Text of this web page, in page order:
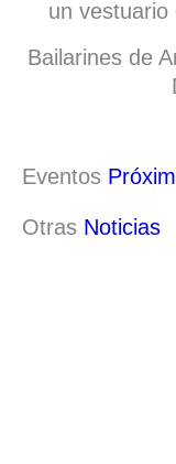
Bailarines de
Eventos
Otras Noticias